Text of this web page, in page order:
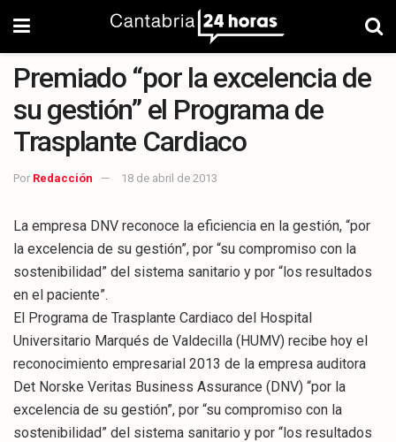
Premiado “por la excelencia de
su gestión” el Programa de
Trasplante Cardiaco
Por Redacción 18 de abril de 2013
La empresa DNV reconoce la eficiencia en la gestión, “por
la excelencia de su gestión”, por “su compromiso con la
sostenibilidad” del sistema sanitario y por “los resultados
en el paciente”.
El Programa de Trasplante Cardiaco del Hospital
Universitario Marqués de Valdecilla (HUMV) recibe hoy el
reconocimiento empresarial 2013 de la empresa auditora
Det Norske Veritas Business Assurance (DNV) “por la
excelencia de su gestión”, por “su compromiso con la
sostenibilidad” del sistema sanitario y por “los resultados